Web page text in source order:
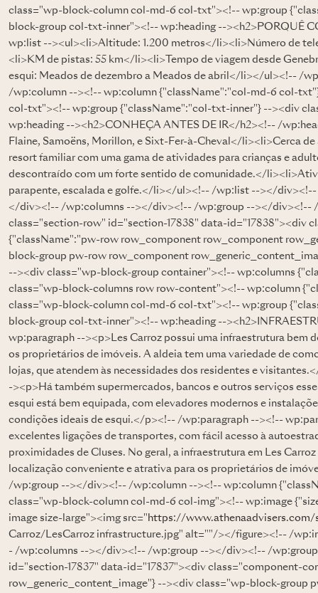
class="wp-block-column col-md-6 col-txt"><!-- wp:group
block-group col-txt-inner"><!-- wp:heading --><h2>PORQUÊ
wp:list --><ul><li>Altitude: 1.200 metros</li><li>Número de
<li>KM de pistas: 55 km</li><li>Tempo de viagem desde
esqui: Meados de dezembro a Meados de abril</li></ul><!-- /
/wp:column --><!-- wp:column {"className":"col-md-6 col-
col-txt"><!-- wp:group {"className":"col-txt-inner"} --><div
wp:heading --><h2>CONHEÇA ANTES DE IR</h2><!-- /
Flaine, Samoëns, Morillon, e Sixt-Fer-à-Cheval</li><li>Cerca
resort familiar com uma gama de atividades para crianças e
descontraído com um forte sentido de comunidade.</
parapente, escalada e golfe.</li></ul><!-- /wp:list --></
</div><!-- /wp:columns --></div><!-- /wp:group --></div><!--
class="section-row" id="section-17838" data-id="17838"><div
{"className":"pw-row row_component row_component
block-group pw-row row_component
--><div class="wp-block-group container"><!-- wp:columns
class="wp-block-columns row row-content"><!-- wp:column
class="wp-block-column col-md-6 col-txt"><!-- wp:group
block-group col-txt-inner"><!-- wp:heading --
wp:paragraph --><p>Les Carroz possui uma infraestrutura bem
os proprietários de imóveis. A aldeia tem uma variedade de
lojas, que atendem às necessidades dos residentes e
-><p>Há também supermercados, bancos e outros serviços
esqui está bem equipada, com elevadores modernos e
condições ideais de esqui.</p><!-- /wp:paragraph --><!--
excelentes ligações de transportes, com fácil acesso à
proximidades de Cluses. No geral, a infraestrutura em Les
localização conveniente e atrativa para os proprietários de
/wp:group --></div><!-- /wp:column --><!-- wp:column
class="wp-block-column col-md-6 col-img"><!-- wp:image
image size-large"><img src=" https://
Carroz/LesCarroz infrastructure.jpg" alt=""/></figure><!-- /
- /wp:columns --></div><!-- /wp:group --></div><!-- /
id="section-17837" data-id="17837"><div class="component-
row_generic_content_image"} --><div class="wp-block-group